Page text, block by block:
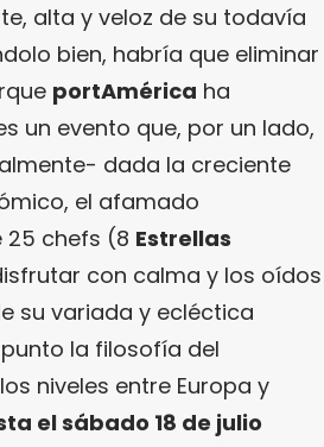
alta y veloz de su todavía
bien, habría que eliminar
portAmérica ha
un evento que, por un lado,
dada la creciente
el afamado
25 chefs (8 Estrellas
con calma y los oídos
su variada y ecléctica
la filosofía del
niveles entre Europa y
el sábado 18 de julio